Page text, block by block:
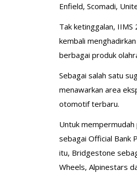
Enfield, Scomadi,
Tak ketinggalan, IIMS
kembali
berbagai produk
Sebagai salah satu
menawarkan area
otomotif terbaru.
Untuk
sebagai Official Bank
itu, Bridgestone
Wheels, Alpinestars